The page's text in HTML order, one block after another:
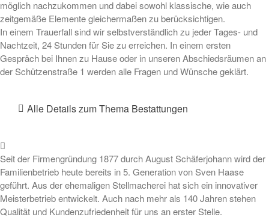
möglich nachzukommen und dabei sowohl klassische, wie auch
zeitgemäße Elemente gleichermaßen zu berücksichtigen.
In einem Trauerfall sind wir selbstverständlich zu jeder Tages- und
Nachtzeit, 24 Stunden für Sie zu erreichen. In einem ersten
Gespräch bei Ihnen zu Hause oder in unseren Abschiedsräumen an
der Schützenstraße 1 werden alle Fragen und Wünsche geklärt.
Alle Details zum Thema Bestattungen
Seit der Firmengründung 1877 durch August Schäferjohann wird der
Familienbetrieb heute bereits in 5. Generation von Sven Haase
geführt. Aus der ehemaligen Stellmacherei hat sich ein innovativer
Meisterbetrieb entwickelt. Auch nach mehr als 140 Jahren stehen
Qualität und Kundenzufriedenheit für uns an erster Stelle.